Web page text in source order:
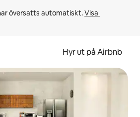
översatts automatiskt. Visa
Hyr ut på Airbnb